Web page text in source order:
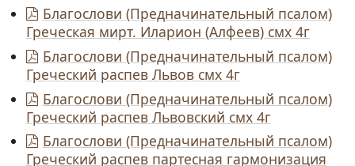
Благослови (Предначинательный псалом)
Греческая мирт. Иларион (Алфеев) смх 4г
Благослови (Предначинательный псалом)
Греческий распев Львов смх 4г
Благослови (Предначинательный псалом)
Греческий распев Львовский смх 4г
Благослови (Предначинательный псалом)
Греческий распев партесная гармонизация